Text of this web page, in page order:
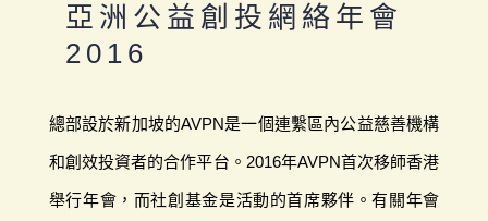
亞洲公益創投網絡年會
2016
總部設於新加坡的AVPN是一個連繫區內公益慈善機構
和創效投資者的合作平台。2016年AVPN首次移師香港
舉行年會，而社創基金是活動的首席夥伴。有關年會